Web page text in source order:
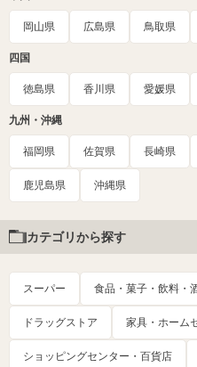
岡山県 広島県 鳥取県
四国
徳島県 香川県 愛媛県
九州・沖縄
福岡県 佐賀県 長崎県
鹿児島県 沖縄県
カテゴリから探す
スーパー 食品・菓子・飲料・
ドラッグストア 家具・ホーム
ショッピングセンター・百貨店